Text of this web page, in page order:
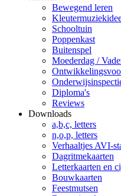
Bewegend leren
Schooltuin
Poppenkast
Buitenspel
Moederdag /
Diploma's
Reviews
Downloads
a,b,c, letters
n,o,p, letters
Verhaaltjes AVI-
Dagritmekaarten
Letterkaarten en
Bouwkaarten
Feestmutsen